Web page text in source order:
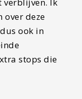
verblijven. Ik
over deze
ook in
stops die